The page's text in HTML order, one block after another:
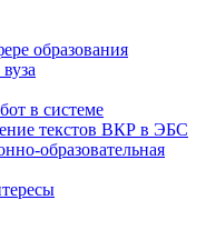
образования
в системе
текстов ВКР в ЭБС
образовательная